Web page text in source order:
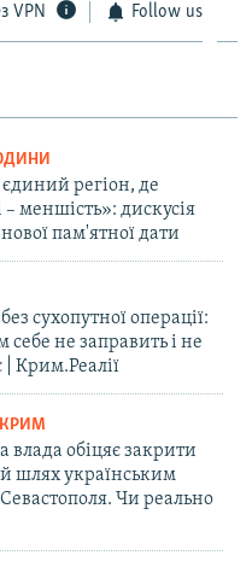
VPN Follow us
регіон, де
– меншість»: дискусія
пам'ятної дати
сухопутної операції:
себе не заправить і не
| Крим.Реалії
КРИМ
влада обіцяє закрити
шлях українським
Чи реально